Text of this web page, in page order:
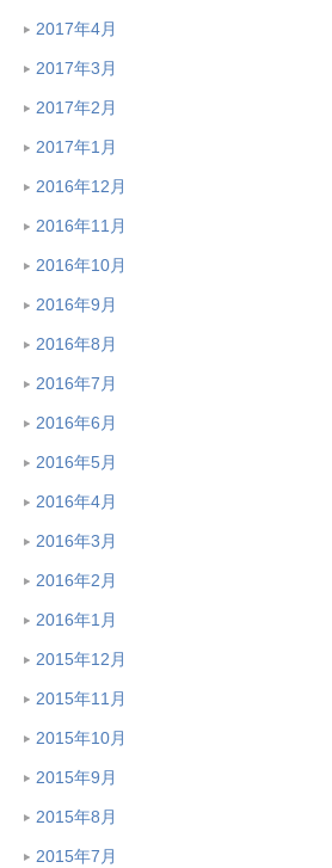
2017年4月
2017年3月
2017年2月
2017年1月
2016年12月
2016年11月
2016年10月
2016年9月
2016年8月
2016年7月
2016年6月
2016年5月
2016年4月
2016年3月
2016年2月
2016年1月
2015年12月
2015年11月
2015年10月
2015年9月
2015年8月
2015年7月